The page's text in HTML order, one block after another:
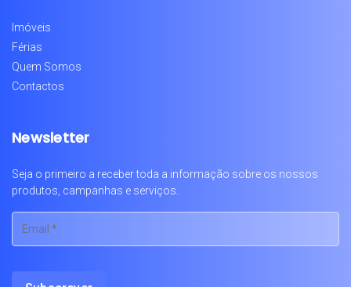
Imóveis
Férias
Quem Somos
Contactos
Newsletter
Seja o primeiro a receber toda a informação sobre os nossos
produtos, campanhas e serviços.